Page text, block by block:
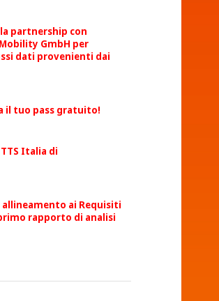
partnership con
GmbH per
dati provenienti dai
il tuo pass gratuito!
Italia di
allineamento ai Requisiti
rapporto di analisi